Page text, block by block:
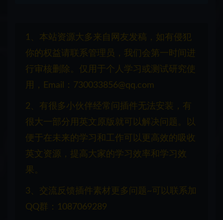
1、本站资源大多来自网友发稿，如有侵犯
你的权益请联系管理员，我们会第一时间进
行审核删除。仅用于个人学习或测试研究使
用，Email：730033856@qq.com
2、有很多小伙伴经常问插件无法安装，有
很大一部分用英文原版就可以解决问题。以
便于在未来的学习和工作可以更高效的吸收
英文资源，提高大家的学习效率和学习效
果。
3、交流反馈插件素材更多问题~可以联系加
QQ群：1087069289